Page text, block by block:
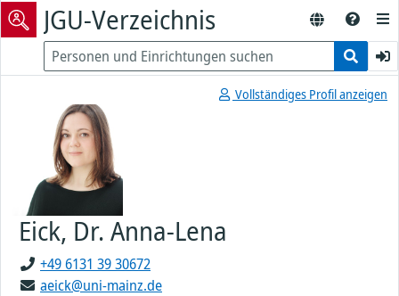
JGU-Verzeichnis
Vollständiges Profil anzeigen
Eick, Dr. Anna-Lena
+49 6131 39 30672
aeick@uni-mainz.de